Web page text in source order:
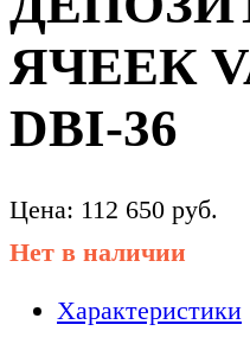
ЯЧЕЕК
DBI-36
Цена: 112 650 руб.
Нет в наличии
Характеристики